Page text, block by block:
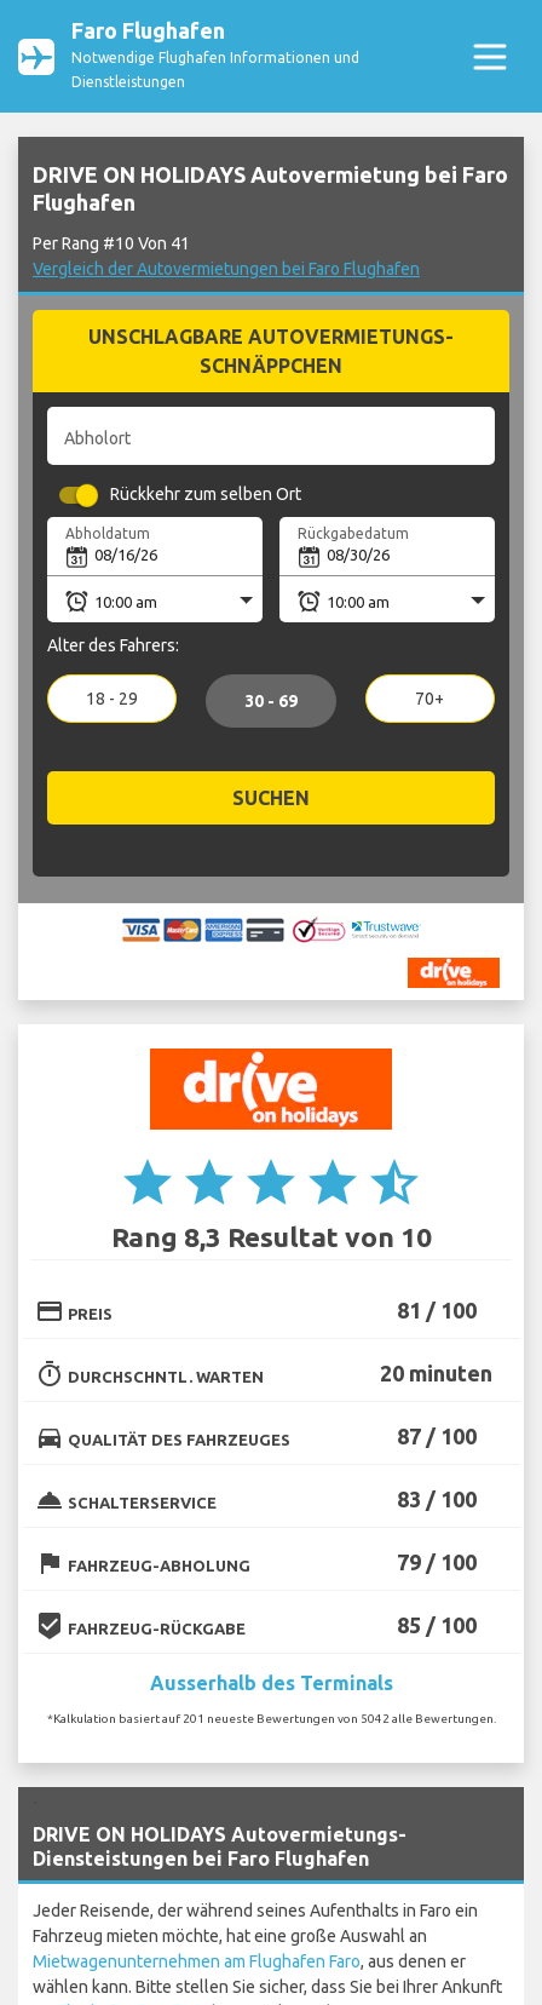
Faro Flughafen
Notwendige Flughafen Informationen und
Dienstleistungen
DRIVE ON HOLIDAYS Autovermietung bei Faro
Flughafen
Per Rang #10 Von 41
Vergleich der Autovermietungen bei Faro Flughafen
UNSCHLAGBARE AUTOVERMIETUNGS-
SCHNÄPPCHEN
Abholort
Rückkehr zum selben Ort
Abholdatum Rückgabedatum
Alter des Fahrers:
18 - 29 30 - 69 70+
SUCHEN
star star star star star_half
Rang 8,3 Resultat von 10
credit_card PREIS 81 / 100
timer DURCHSCHNTL. WARTEN 20 minuten
directions_car QUALITÄT DES FAHRZEUGES 87 / 100
room_service SCHALTERSERVICE 83 / 100
flag FAHRZEUG-ABHOLUNG 79 / 100
beenhere FAHRZEUG-RÜCKGABE 85 / 100
Ausserhalb des Terminals
*Kalkulation basiert auf 201 neueste Bewertungen von 5042 alle Bewertungen.
DRIVE ON HOLIDAYS Autovermietungs-
Diensteistungen bei Faro Flughafen
Jeder Reisende, der während seines Aufenthalts in Faro ein
Fahrzeug mieten möchte, hat eine große Auswahl an
Mietwagenunternehmen am Flughafen Faro, aus denen er
wählen kann. Bitte stellen Sie sicher, dass Sie bei Ihrer Ankunft